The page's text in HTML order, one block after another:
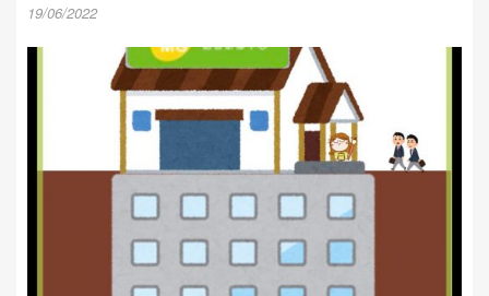
19/06/2022